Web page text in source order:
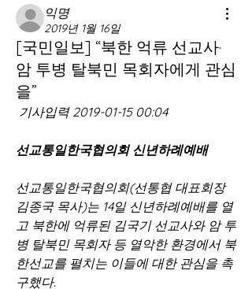
익명
2019년 1월 16일
[국민일보] “북한 억류 선교사·
암 투병 탈북민 목회자에게 관심
을”
기사입력 2019-01-15 00:04
선교통일한국협의회 신년하례예배
선교통일한국협의회(선통협 대표회장
김종국 목사)는 14일 신년하례예배를 열
고 북한에 억류된 김국기 선교사와 암 투
병 탈북민 목회자 등 열악한 환경에서 북
한선교를 펼치는 이들에 대한 관심을 촉
구했다.